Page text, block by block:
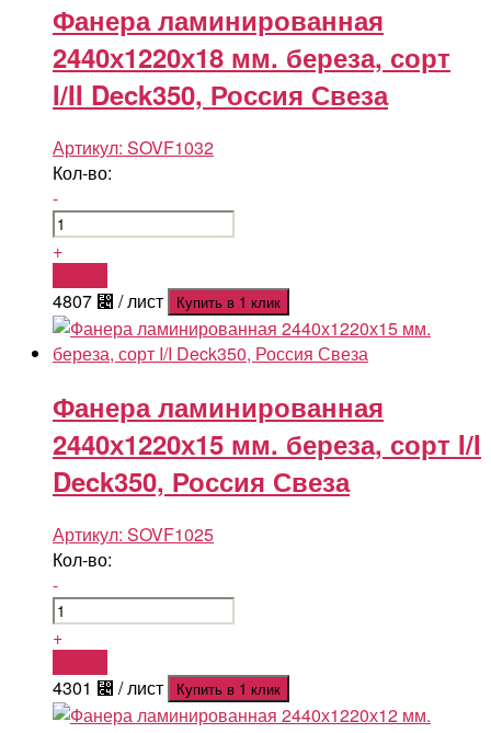
Фанера ламинированная
2440х1220х18 мм. береза, сорт
I/II Deck350, Россия Свеза
Артикул: SOVF1032
Кол-во:
-
+
4807 ⃄ / лист Купить в 1 клик
Фанера ламинированная
2440х1220х15 мм. береза, сорт I/I
Deck350, Россия Свеза
Артикул: SOVF1025
Кол-во:
-
+
4301 ⃄ / лист Купить в 1 клик